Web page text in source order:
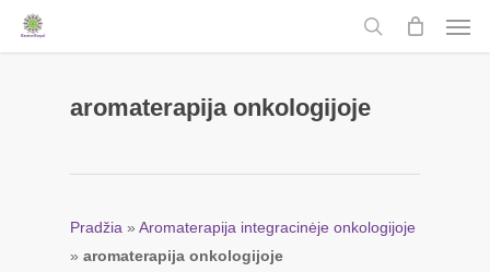
Skip
search
aromaterapija onkologijoje
Pradžia » Aromaterapija integracinėje onkologijoje
» aromaterapija onkologijoje